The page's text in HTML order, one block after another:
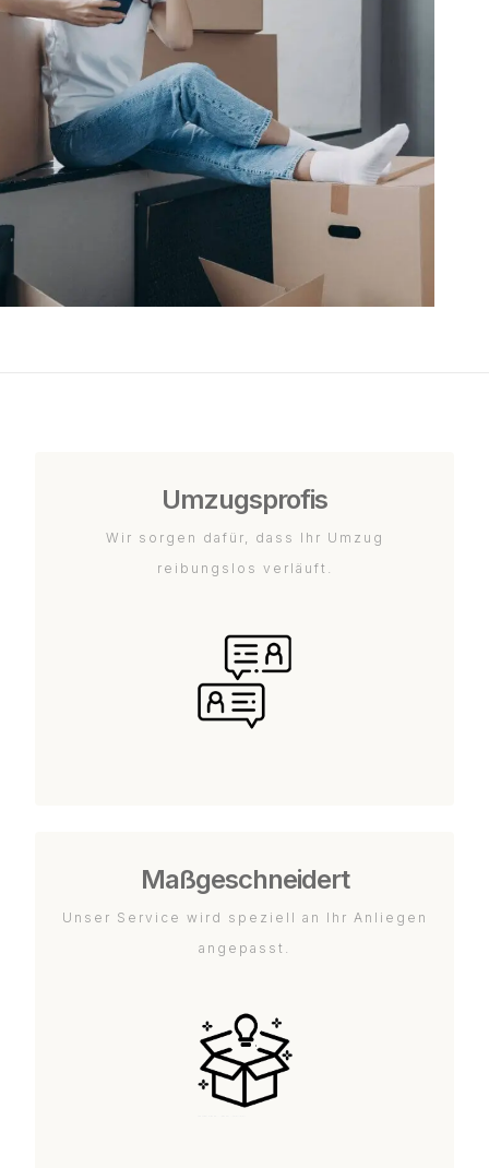
Umzugsprofis
Wir sorgen dafür, dass Ihr Umzug
reibungslos verläuft.
Maßgeschneidert
Unser Service wird speziell an Ihr Anliegen
angepasst.